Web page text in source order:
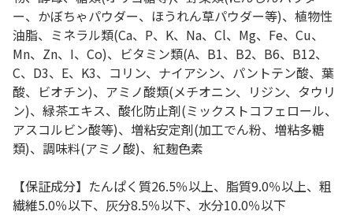
ー、かぼちゃパウダー、ほうれん草パウダー等)、植物性
油脂、ミネラル類(Ca、P、K、Na、Cl、Mg、Fe、Cu、
Mn、Zn、I、Co)、ビタミン類(A、B1、B2、B6、B12、
C、D3、E、K3、コリン、ナイアシン、パントテン酸、葉
酸、ビオチン)、アミノ酸類(メチオニン、リジン、タウリ
ン)、緑茶エキス、酸化防止剤(ミックストコフェロール、
アスコルビン酸等)、増粘安定剤(加工でん粉、増粘多糖
類)、調味料(アミノ酸)、紅麹色素
【保証成分】たんぱく質26.5％以上、脂質9.0％以上、粗
繊維5.0％以下、灰分8.5％以下、水分10.0％以下